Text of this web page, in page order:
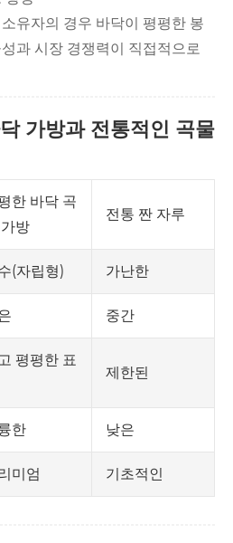
유자의 경우 바닥이 평평한 봉
과 시장 경쟁력이 직접적으로
가방과 전통적인 곡물
한 바닥 곡
방
전통 짠 자루
(자립형) 가난한
중간
평평한 표
제한된
한 낮은
미엄 기초적인